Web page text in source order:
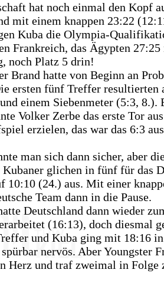
hat noch einmal den Kopf
mit einem knappen 23:22
Kuba die Olympia-
Frankreich, das Ägypten 27:25
noch Platz 5 drin!
Brand hatte von Beginn an
ersten fünf Treffer resultierten
einem Siebenmeter (5:3, 8.).
Volker Zerbe das erste Tor
erzielen, das war das 6:3
man sich dann sicher, aber
Kubaner glichen in fünf für das
10:10 (24.) aus. Mit einer
Team dann in die Pause.
Deutschland dann wieder
(16:13), doch diesmal
und Kuba ging mit 18:16
nervös. Aber Youngster
Herz und traf zweimal in Folge